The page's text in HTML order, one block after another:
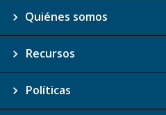
Quiénes somos
Recursos
Políticas